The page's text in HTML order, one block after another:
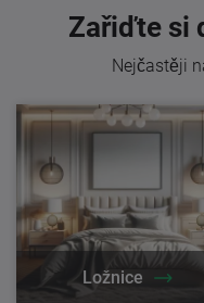
Zařiďte si
Nejčastěji
Ložnice